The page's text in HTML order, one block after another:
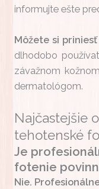
informujte ešte
Môžete si
dlhodobo
závažnom
dermatológom.
Najčastejšie
tehotenské
Je
fotenie
Nie.